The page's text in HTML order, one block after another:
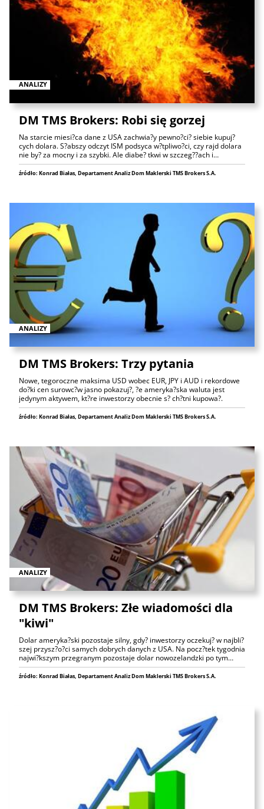
ANALIZY
DM TMS Brokers: Robi się gorzej
Na starcie miesi?ca dane z USA zachwia?y pewno?ci? siebie kupuj?
cych dolara. S?abszy odczyt ISM podsyca w?tpliwo?ci, czy rajd dolara
nie by? za mocny i za szybki. Ale diabe? tkwi w szczeg??ach i…
źródło: Konrad Białas, Departament Analiz Dom Maklerski TMS Brokers S.A.
ANALIZY
DM TMS Brokers: Trzy pytania
Nowe, tegoroczne maksima USD wobec EUR, JPY i AUD i rekordowe
do?ki cen surowc?w jasno pokazuj?, ?e ameryka?ska waluta jest
jedynym aktywem, kt?re inwestorzy obecnie s? ch?tni kupowa?.
źródło: Konrad Białas, Departament Analiz Dom Maklerski TMS Brokers S.A.
ANALIZY
DM TMS Brokers: Złe wiadomości dla
"kiwi"
Dolar ameryka?ski pozostaje silny, gdy? inwestorzy oczekuj? w najbli?
szej przysz?o?ci samych dobrych danych z USA. Na pocz?tek tygodnia
najwi?kszym przegranym pozostaje dolar nowozelandzki po tym…
źródło: Konrad Białas, Departament Analiz Dom Maklerski TMS Brokers S.A.